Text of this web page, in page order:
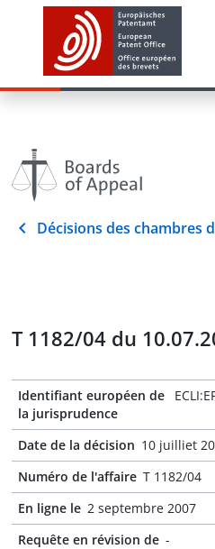
Décisions des chambres
T 1182/04 du
Identifiant européen de
la jurisprudence
Date de la décision 10 juilliet
Numéro de l'affaire T 1182/04
En ligne le 2 septembre 2007
Requête en révision de -